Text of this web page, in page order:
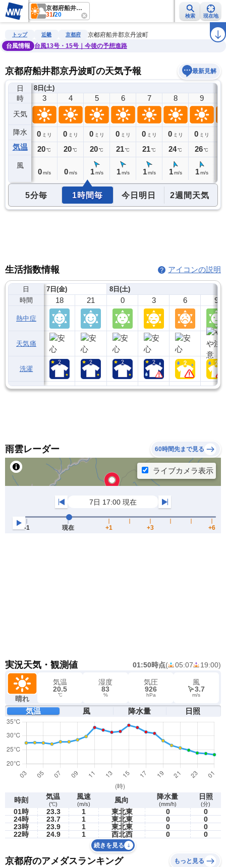
京都府船井郡京丹波町
31/20 検索 現在地
雨雲レーダー 台風情報 地震情報 警報・注意報 ラ
トップ 近畿 京都府
京都府船井郡京丹波町
台風情報
台風13号・15号｜今後の予想進路
京都府船井郡京丹波町の天気予報 最新見解
日
時
天気
降水
気温
風
8日(土)
2
0ミリ
20℃
3
0 ミリ
20℃
0 m/s
4
0 ミリ
20℃
0 m/s
5
0 ミリ
20℃
1 m/s
6
0 ミリ
21℃
1 m/s
7
0 ミリ
21℃
1 m/s
8
0 ミリ
24℃
1 m/s
9
0 ミリ
26℃
1 m/s
5分毎 1時間毎 今日明日 2週間天気
生活指数情報 アイコンの説明
日
時間
熱中症
天気痛
洗濯
7日(金)
18 21
8日(土)
0 3 6 9
雨雲レーダー 60時間先まで見る
実況天気・観測値 01:50時点( 05:07 19:00)
晴れ
気温
20.5
℃
湿度
83
%
気圧
926
hPa
風
3.7
m/s
気温 風 降水量 日照
時刻 気温
(℃)
風速
(m/s) 風向 降水量
(mm/h)
日照
(分)
01時 23.3 1 東北東 0
0
24時
23.7 1 東北東 0
0
23時
23.9 1 東北東 0
0
22時
24.9 1 西北西 0 0
続きを見る
京都府のアメダスランキング もっと見る